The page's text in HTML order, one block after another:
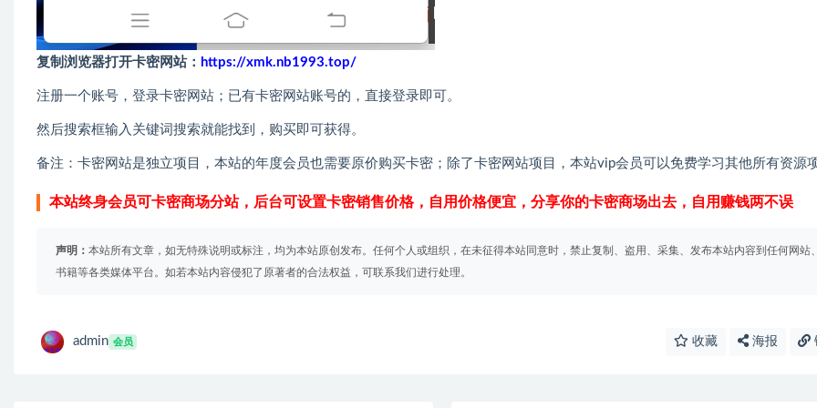
复制浏览器打开卡密网站： https://xmk.nb1993.top/
注册一个账号，登录卡密网站；已有卡密网站账号的，直接登录即可。
然后搜索框输入关键词搜索就能找到，购买即可获得。
备注：卡密网站是独立项目，本站的年度会员也需要原价购买卡密；除了卡密网站项目，本站vip会员可以免费学习其他所有资源项
本站终身会员可卡密商场分站，后台可设置卡密销售价格，自用价格便宜，分享你的卡密商场出去，自用赚钱两不误
声明： 本站所有文章，如无特殊说明或标注，均为本站原创发布。任何个人或组织，在未征得本站同意时，禁止复制、盗用、采集、发布本站内容到任何网站、
书籍等各类媒体平台。如若本站内容侵犯了原著者的合法权益，可联系我们进行处理。
admin 会员 收藏 海报